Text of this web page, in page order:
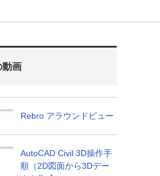
動画
Rebro アラウンドビュー
AutoCAD Civil 3D操作手
順（2D図面から3Dデー